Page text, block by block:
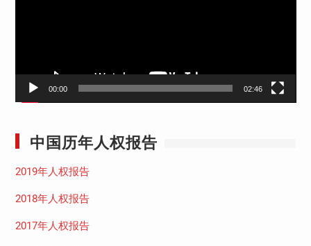
00:00 02:46
中国历年人权报告
2019年人权报告
2018年人权报告
2017年人权报告